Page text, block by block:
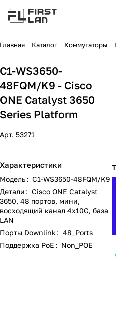
Главная Каталог Коммутаторы
C1-WS3650-
48FQM/K9 - Cisco
ONE Catalyst 3650
Series Platform
Арт. 53271
Характеристики
Модель: C1-WS3650-48FQM/K9
Детали: Cisco ONE Catalyst
3650, 48 портов, мини,
восходящий канал 4x10G, база
LAN
Порты Downlink: 48_Ports
Поддержка PoE: Non_POE